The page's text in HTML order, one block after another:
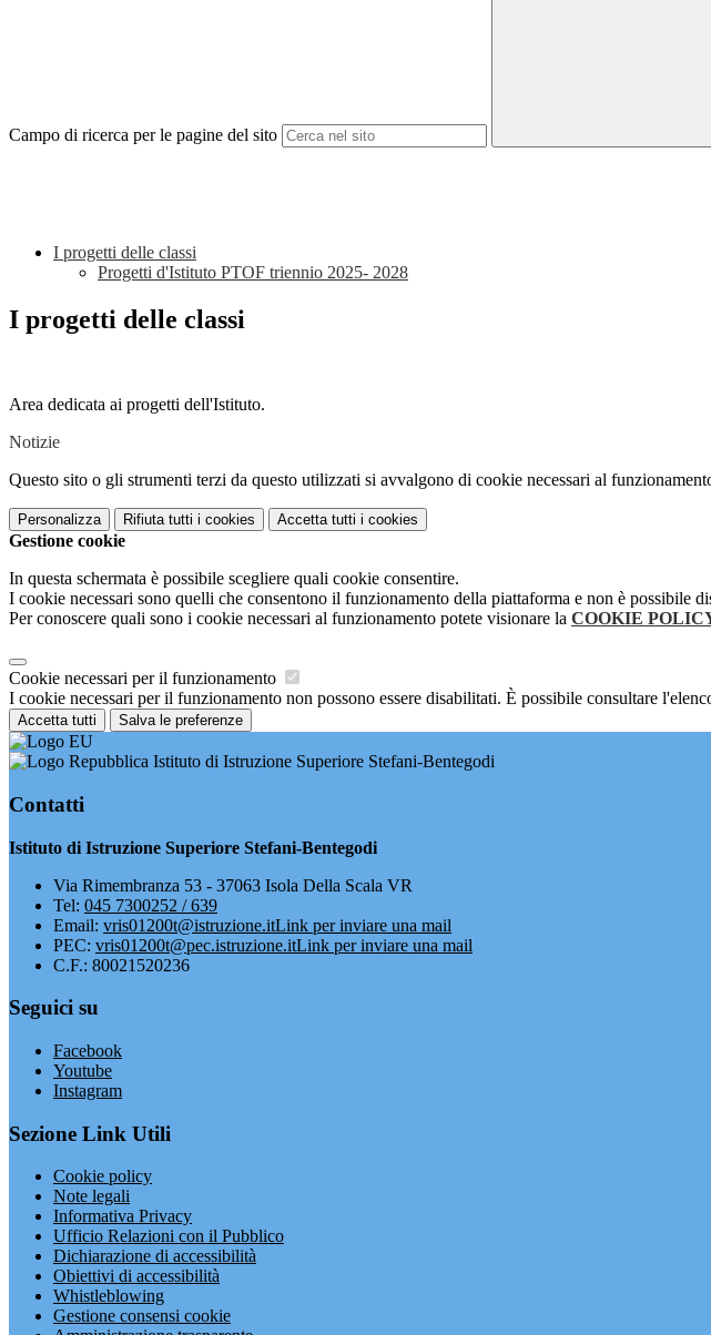
Campo di ricerca per le pagine del sito
I progetti delle classi
Progetti d'Istituto PTOF triennio 2025- 2028
I progetti delle classi
Area dedicata ai progetti dell'Istituto.
Notizie
Questo sito o gli strumenti terzi da questo utilizzati si avvalgono di cookie necessari al
Personalizza Rifiuta tutti i cookies Accetta tutti i cookies
Gestione cookie
In questa schermata è possibile scegliere quali cookie consentire.
I cookie necessari sono quelli che consentono il funzionamento della piattaforma e non è possibile
Per conoscere quali sono i cookie necessari al funzionamento potete visionare la COOKIE
Cookie necessari per il funzionamento
I cookie necessari per il funzionamento non possono essere disabilitati. È possibile consultare
Accetta tutti Salva le preferenze
Istituto di Istruzione Superiore Stefani-Bentegodi
Contatti
Istituto di Istruzione Superiore Stefani-Bentegodi
Via Rimembranza 53 - 37063 Isola Della Scala VR
Tel: 045 7300252 / 639
Email: vris01200t@istruzione.itLink per inviare una mail
PEC: vris01200t@pec.istruzione.itLink per inviare una mail
C.F.: 80021520236
Seguici su
Facebook
Youtube
Instagram
Sezione Link Utili
Cookie policy
Note legali
Informativa Privacy
Ufficio Relazioni con il Pubblico
Dichiarazione di accessibilità
Obiettivi di accessibilità
Whistleblowing
Gestione consensi cookie